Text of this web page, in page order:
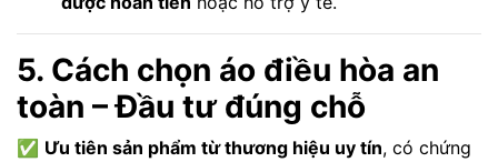
5. Cách chọn áo điều hòa an
toàn – Đầu tư đúng chỗ
✅ Ưu tiên sản phẩm từ thương hiệu uy tín, có chứng